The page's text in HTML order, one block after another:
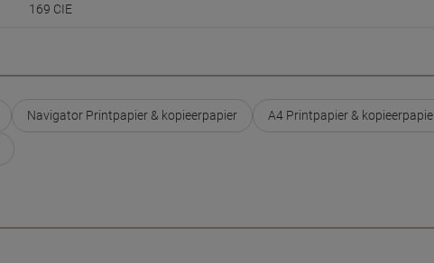
169 CIE
Navigator Printpapier & kopieerpapier A4 Printpapier &